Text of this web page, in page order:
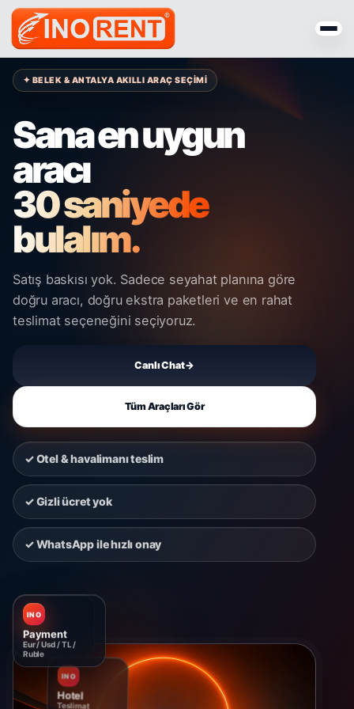
✦ BELEK & ANTALYA AKILLI ARAÇ SEÇİMİ
Sana en uygun
aracı
30 saniyede
bulalım.
Satış baskısı yok. Sadece seyahat planına göre
doğru aracı, doğru ekstra paketleri ve en rahat
teslimat seçeneğini seçiyoruz.
Canlı Chat→
Tüm Araçları Gör
✓ Otel & havalimanı teslim
✓ Gizli ücret yok
✓ WhatsApp ile hızlı onay
INO
Hotel
Teslimat
INO
Payment
Eur / Usd / TL /